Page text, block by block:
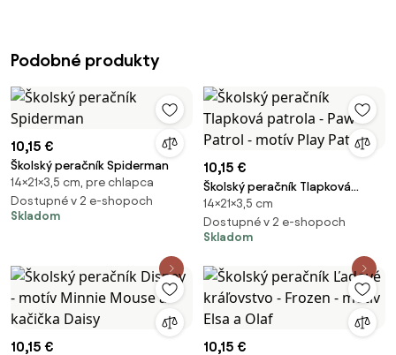
Podobné produkty
10,15 €
Školský peračník Spiderman
14×21×3,5 cm, pre chlapca
Dostupné v 2 e-shopoch
Skladom
10,15 €
Školský peračník Tlapková
patrola - Paw Patrol - motív
Play Patrol
14×21×3,5 cm
Dostupné v 2 e-shopoch
Skladom
10,15 € 10,15 €